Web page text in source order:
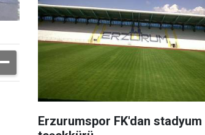
Erzurumspor FK'dan stadyum